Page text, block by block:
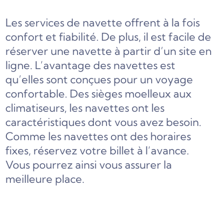
Les services de navette offrent à la fois
confort et fiabilité. De plus, il est facile de
réserver une navette à partir d’un site en
ligne. L’avantage des navettes est
qu’elles sont conçues pour un voyage
confortable. Des sièges moelleux aux
climatiseurs, les navettes ont les
caractéristiques dont vous avez besoin.
Comme les navettes ont des horaires
fixes, réservez votre billet à l’avance.
Vous pourrez ainsi vous assurer la
meilleure place.